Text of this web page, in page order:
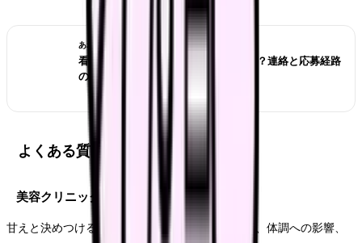
あわせて読みたい
看護師転職サイトは複数登録していい？連絡と応募経路
の管理方法
よくある質問
美容クリニックへ行きたいのは甘えですか？
甘えと決めつける必要はありません。悩みの原因、体調への影響、